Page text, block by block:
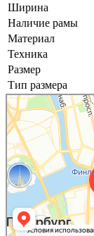
Ширина
Наличие рамы
Материал
Техника
Размер
Тип размера